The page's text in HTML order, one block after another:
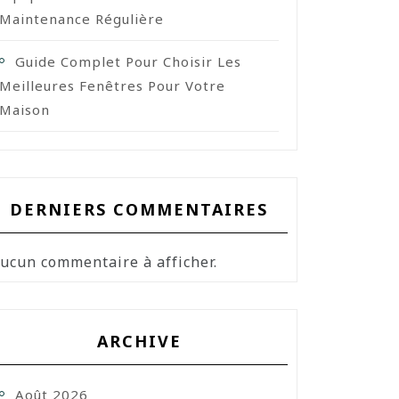
Maintenance Régulière
Guide Complet Pour Choisir Les
Meilleures Fenêtres Pour Votre
Maison
DERNIERS COMMENTAIRES
commentaire à afficher.
ARCHIVE
Août 2026